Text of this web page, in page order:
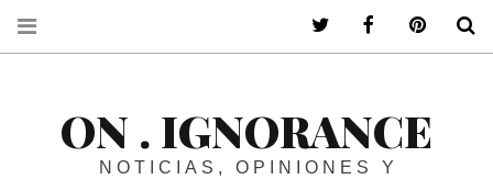
ON . IGNORANCE
NOTICIAS, OPINIONES Y
ir a mi twitterir a mi facebook
ir a mi